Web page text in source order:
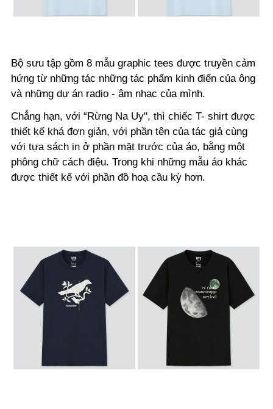
Bộ sưu tập gồm 8 mẫu graphic tees được truyền cảm
hứng từ những tác những tác phẩm kinh điển của ông
và những dự án radio - âm nhạc của mình.
Chẳng hạn, với “Rừng Na Uy", thì chiếc T- shirt được
thiết kế khá đơn giản, với phần tên của tác giả cùng
với tựa sách in ở phần mặt trước của áo, bằng một
phông chữ cách điệu. Trong khi những mẫu áo khác
được thiết kế với phần đồ hoạ cầu kỳ hơn.